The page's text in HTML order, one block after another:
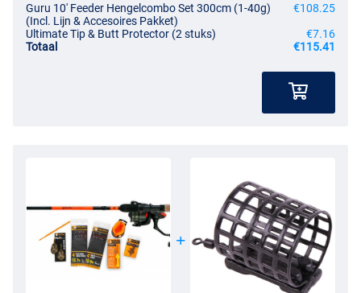
Guru 10' Feeder Hengelcombo Set 300cm (1-40g)
(Incl. Lijn & Accesoires Pakket)
€108.25
Ultimate Tip & Butt Protector (2 stuks)
€7.16
Totaal
€115.41